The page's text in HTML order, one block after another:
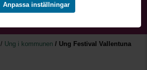
/ Ung i kommunen / Ung Festival Vallentuna
Anpassa inställningar